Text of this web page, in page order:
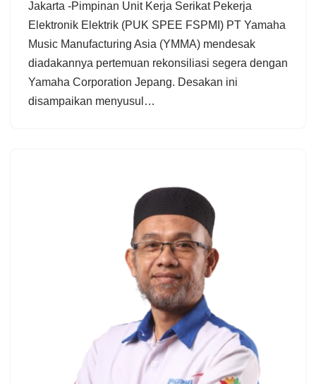
Jakarta -Pimpinan Unit Kerja Serikat Pekerja
Elektronik Elektrik (PUK SPEE FSPMI) PT Yamaha
Music Manufacturing Asia (YMMA) mendesak
diadakannya pertemuan rekonsiliasi segera dengan
Yamaha Corporation Jepang. Desakan ini
disampaikan menyusul…